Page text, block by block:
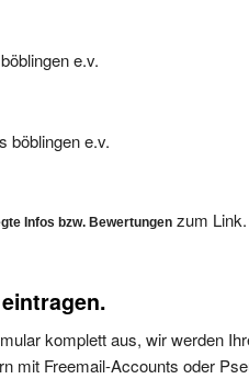
e.v.
böblingen e.v.
Infos bzw. Bewertungen zum Link.
komplett aus, wir werden
mit Freemail-Accounts oder